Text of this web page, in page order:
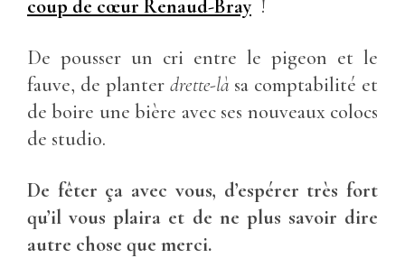
coup de cœur Renaud-Bray!
De pousser un cri entre le pigeon et le
fauve, de planter drette-là sa comptabilité et
de boire une bière avec ses nouveaux colocs
de studio.
De fêter ça avec vous, d’espérer très fort
qu’il vous plaira et de ne plus savoir dire
autre chose que merci.